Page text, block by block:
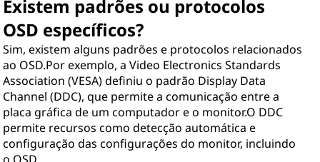
Existem padrões ou protocolos
OSD específicos?
Sim, existem alguns padrões e protocolos relacionados
ao OSD.Por exemplo, a Video Electronics Standards
Association (VESA) definiu o padrão Display Data
Channel (DDC), que permite a comunicação entre a
placa gráfica de um computador e o monitor.O DDC
permite recursos como detecção automática e
configuração das configurações do monitor, incluindo